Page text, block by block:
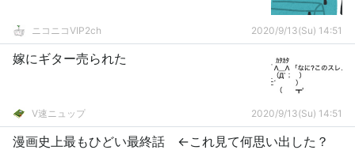
ニコニコVIP2ch 2020/9/13(Su) 14:51
嫁にギター売られた
V速ニュップ 2020/9/13(Su) 14:51
漫画史上最もひどい最終話 ←これ見て何思い出した？